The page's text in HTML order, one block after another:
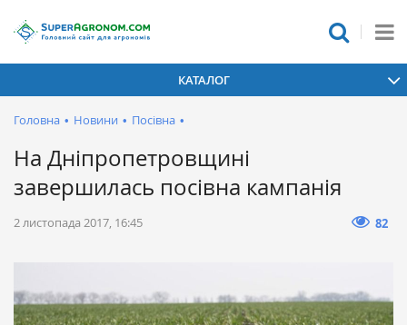
КАТАЛОГ
Головна • Новини • Посівна •
На Дніпропетровщині
завершилась посівна кампанія
2 листопада 2017, 16:45 82